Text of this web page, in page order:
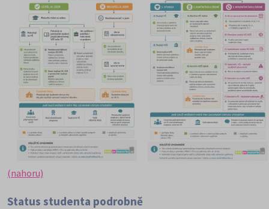
(nahoru)
Status studenta podrobně